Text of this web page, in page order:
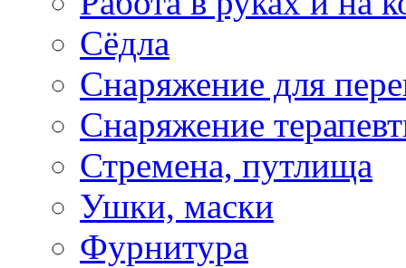
Сёдла
Снаряжение для
Снаряжение
Стремена, путлища
Ушки, маски
Фурнитура